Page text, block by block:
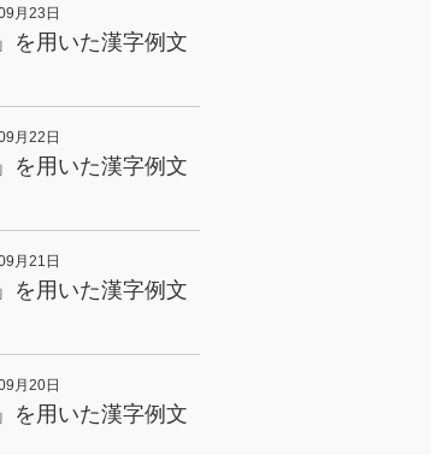
月23日
を用いた漢字例文
月22日
を用いた漢字例文
月21日
を用いた漢字例文
月20日
を用いた漢字例文